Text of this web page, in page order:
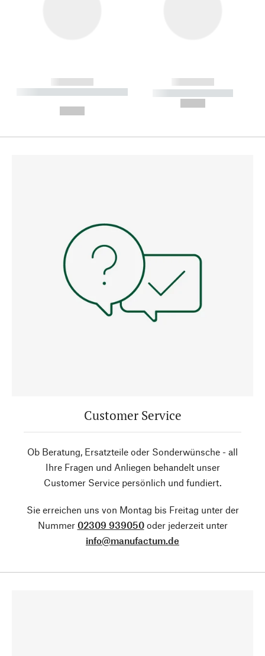
------------
----------- ----------- --------
------------
----------- -----------
Customer Service
Ob Beratung, Ersatzteile oder Sonderwünsche - all
Ihre Fragen und Anliegen behandelt unser
Customer Service persönlich und fundiert.
Sie erreichen uns von Montag bis Freitag unter der
Nummer 02309 939050oder jederzeit unter
info@manufactum.de